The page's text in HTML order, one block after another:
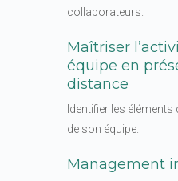
collaborateurs.
Maîtriser
équipe en
distance
Identifier les éléments
de son équipe.
Management